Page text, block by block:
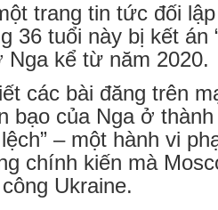
trang tin tức đối
36 tuổi này bị kết án
Nga kể từ năm 2020.
các bài đăng trên
bạo của Nga ở
– một hành vi
chính kiến ​​mà
Ukraine.